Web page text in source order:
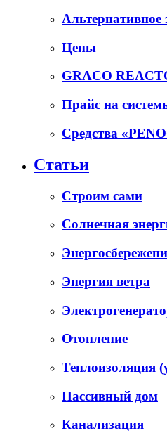
Альтернативное
Цены
GRACO
Прайс на
Средства
Статьи
Cтроим сами
Солнечная
Энергия ветра
Отопление
Теплоизоляция
Пассивный дом
Канализация